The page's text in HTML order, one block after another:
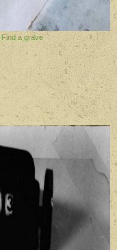
Find a grave